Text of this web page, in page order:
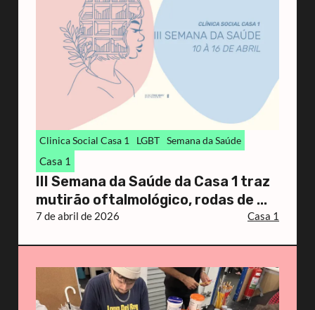
Clinica Social Casa 1 LGBT Semana da Saúde
Casa 1
III Semana da Saúde da Casa 1 traz
mutirão oftalmológico, rodas de ...
7 de abril de 2026 Casa 1